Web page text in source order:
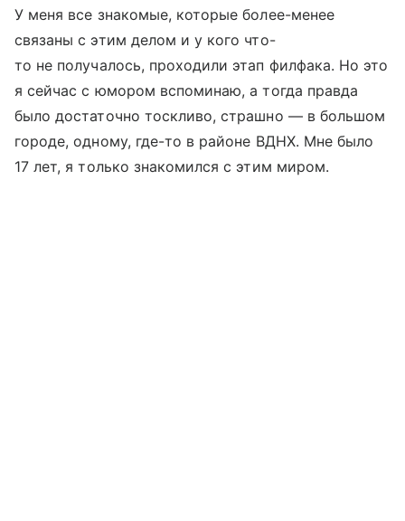
У меня все знакомые, которые более-менее
связаны с этим делом и у кого что-
то не получалось, проходили этап филфака. Но это
я сейчас с юмором вспоминаю, а тогда правда
было достаточно тоскливо, страшно — в большом
городе, одному, где-то в районе ВДНХ. Мне было
17 лет, я только знакомился с этим миром.